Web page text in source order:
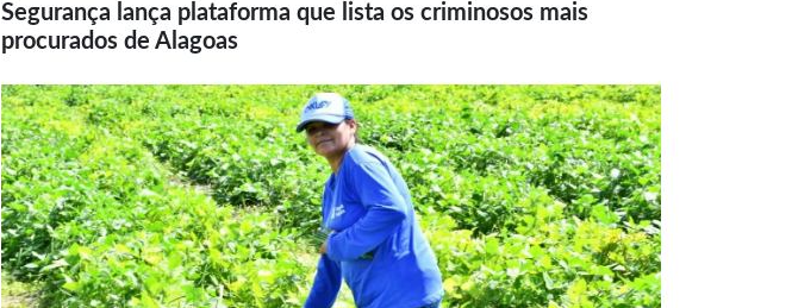
Segurança lança plataforma que lista os criminosos mais
procurados de Alagoas